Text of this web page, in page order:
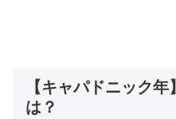
【キャパドニック
は？